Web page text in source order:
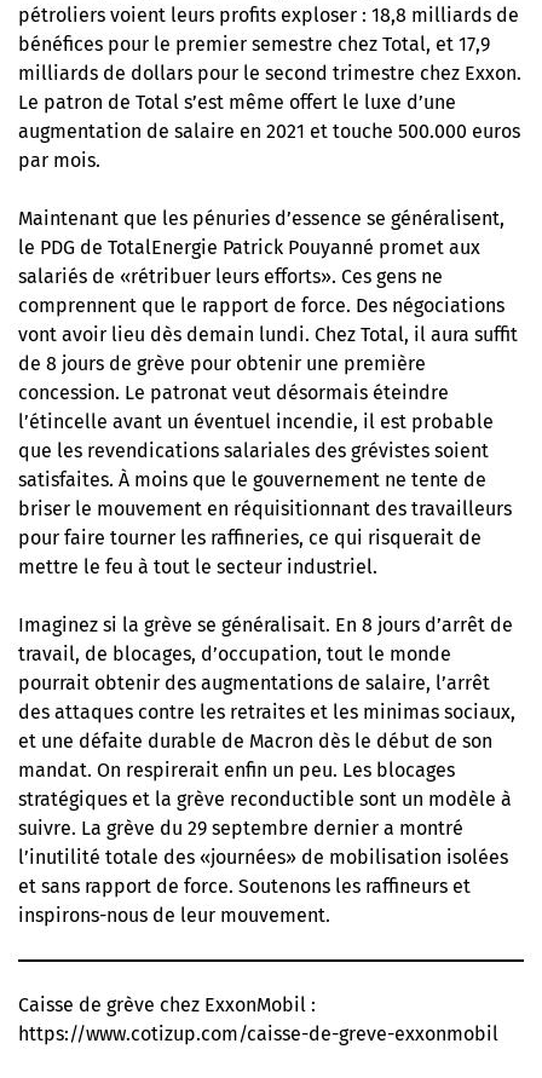
pétroliers voient leurs profits exploser : 18,8 milliards de
bénéfices pour le premier semestre chez Total, et 17,9
milliards de dollars pour le second trimestre chez Exxon.
Le patron de Total s’est même offert le luxe d’une
augmentation de salaire en 2021 et touche 500.000 euros
par mois.
Maintenant que les pénuries d’essence se généralisent,
le PDG de TotalEnergie Patrick Pouyanné promet aux
salariés de «rétribuer leurs efforts». Ces gens ne
comprennent que le rapport de force. Des négociations
vont avoir lieu dès demain lundi. Chez Total, il aura suffit
de 8 jours de grève pour obtenir une première
concession. Le patronat veut désormais éteindre
l’étincelle avant un éventuel incendie, il est probable
que les revendications salariales des grévistes soient
satisfaites. À moins que le gouvernement ne tente de
briser le mouvement en réquisitionnant des travailleurs
pour faire tourner les raffineries, ce qui risquerait de
mettre le feu à tout le secteur industriel.
Imaginez si la grève se généralisait. En 8 jours d’arrêt de
travail, de blocages, d’occupation, tout le monde
pourrait obtenir des augmentations de salaire, l’arrêt
des attaques contre les retraites et les minimas sociaux,
et une défaite durable de Macron dès le début de son
mandat. On respirerait enfin un peu. Les blocages
stratégiques et la grève reconductible sont un modèle à
suivre. La grève du 29 septembre dernier a montré
l’inutilité totale des «journées» de mobilisation isolées
et sans rapport de force. Soutenons les raffineurs et
inspirons-nous de leur mouvement.
Caisse de grève chez ExxonMobil :
https://www.cotizup.com/caisse-de-greve-exxonmobil